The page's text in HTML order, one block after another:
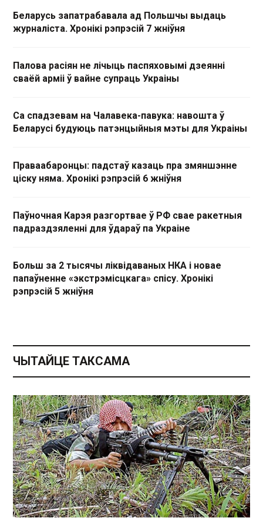
Беларусь запатрабавала ад Польшчы выдаць
журналіста. Хронікі рэпрэсій 7 жніўня
Палова расіян не лічыць паспяховымі дзеянні
сваёй арміі ў вайне супраць Украіны
Са спадзевам на Чалавека-павука: навошта ў
Беларусі будуюць патэнцыйныя мэты для Украіны
Праваабаронцы: падстаў казаць пра змяншэнне
ціску няма. Хронікі рэпрэсій 6 жніўня
Паўночная Карэя разгортвае ў РФ свае ракетныя
падраздзяленні для ўдараў па Украіне
Больш за 2 тысячы ліквідаваных НКА і новае
папаўненне «экстрэмісцкага» спісу. Хронікі
рэпрэсій 5 жніўня
ЧЫТАЙЦЕ ТАКСАМА